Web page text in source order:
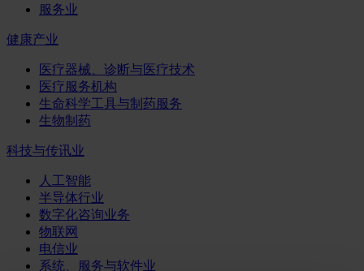
服务业
健康产业
医疗器械、诊断与医疗技术
医疗服务机构
生命科学工具与制药服务
生物制药
科技与传讯业
人工智能
半导体行业
数字化咨询业务
物联网
电信业
系统、服务与软件业